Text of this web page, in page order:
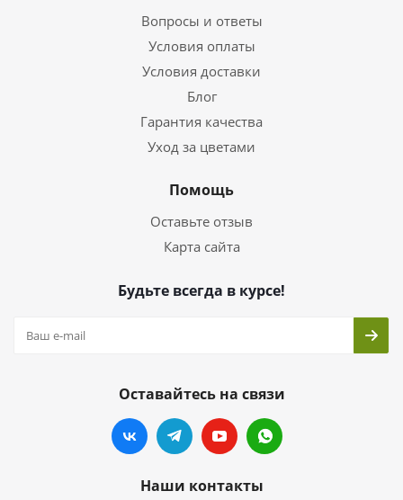
Вопросы и ответы
Условия оплаты
Условия доставки
Блог
Гарантия качества
Уход за цветами
Помощь
Оставьте отзыв
Карта сайта
Будьте всегда в курсе!
Оставайтесь на связи
Наши контакты